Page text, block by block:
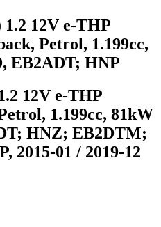
12V e-THP
Petrol, 1.199cc,
EB2ADT; HNP
12V e-THP
1.199cc, 81kW
HNZ; EB2DTM;
2015-01 / 2019-12